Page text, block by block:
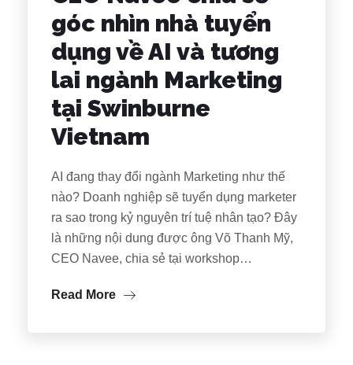
góc nhìn nhà tuyển
dụng về AI và tương
lai ngành Marketing
tại Swinburne
Vietnam
AI đang thay đổi ngành Marketing như thế
nào? Doanh nghiệp sẽ tuyển dụng marketer
ra sao trong kỷ nguyên trí tuệ nhân tạo? Đây
là những nội dung được ông Võ Thanh Mỹ,
CEO Navee, chia sẻ tại workshop…
Read More